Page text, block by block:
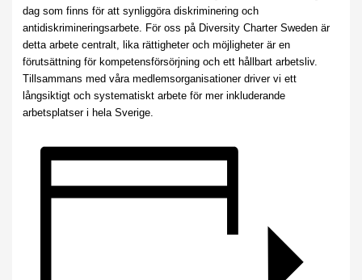
dag som finns för att synliggöra diskriminering och
antidiskrimineringsarbete. För oss på Diversity Charter Sweden är
detta arbete centralt, lika rättigheter och möjligheter är en
förutsättning för kompetensförsörjning och ett hållbart arbetsliv.
Tillsammans med våra medlemsorganisationer driver vi ett
långsiktigt och systematiskt arbete för mer inkluderande
arbetsplatser i hela Sverige.